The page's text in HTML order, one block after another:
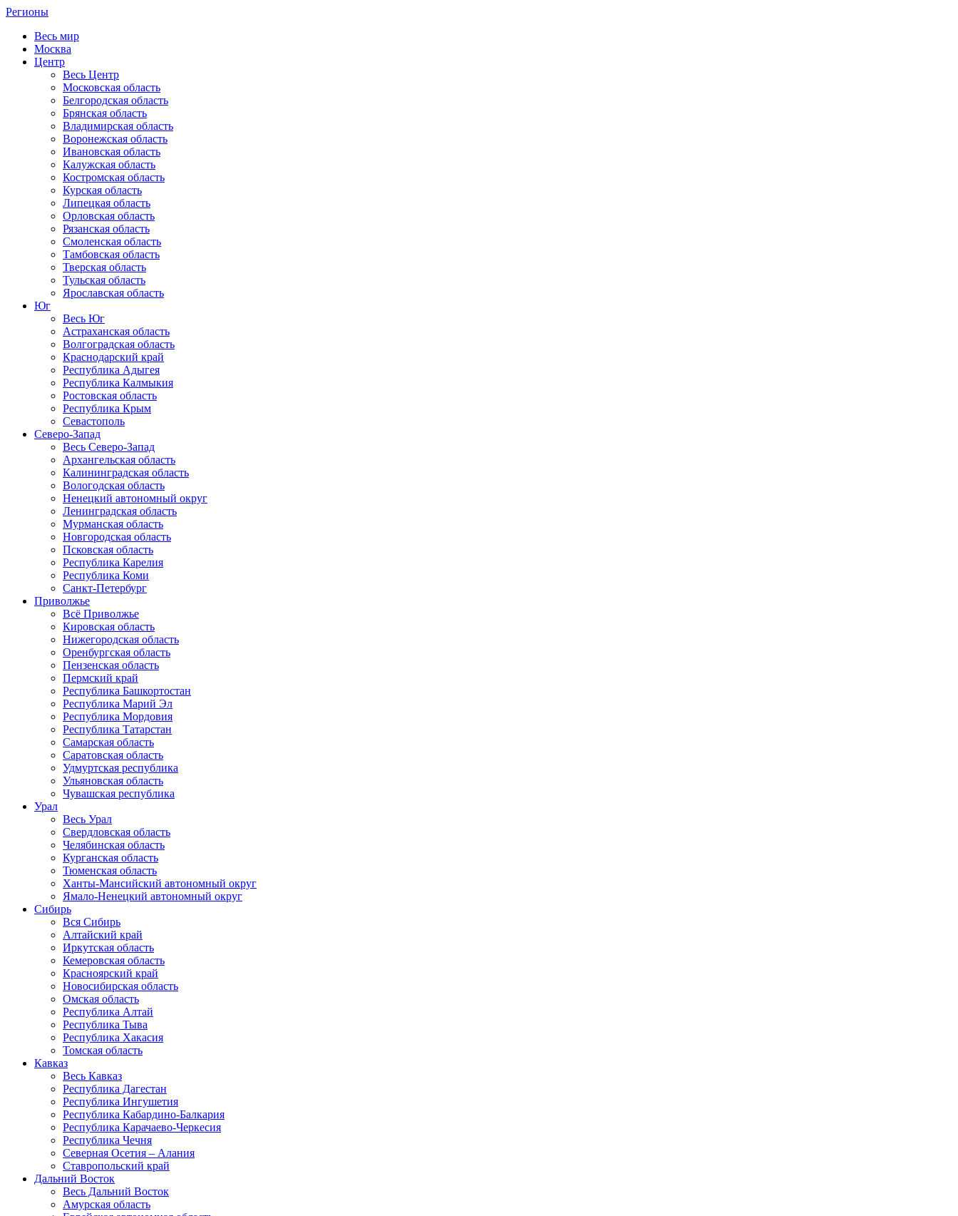
Регионы
Весь мир
Москва
Центр
Весь Центр
Московская область
Белгородская область
Брянская область
Владимирская область
Воронежская область
Ивановская область
Калужская область
Костромская область
Курская область
Липецкая область
Орловская область
Рязанская область
Смоленская область
Тамбовская область
Тверская область
Тульская область
Ярославская область
Юг
Весь Юг
Астраханская область
Волгоградская область
Краснодарский край
Республика Адыгея
Республика Калмыкия
Ростовская область
Республика Крым
Севастополь
Северо-Запад
Весь Северо-Запад
Архангельская область
Калининградская область
Вологодская область
Ненецкий автономный округ
Ленинградская область
Мурманская область
Новгородская область
Псковская область
Республика Карелия
Республика Коми
Санкт-Петербург
Приволжье
Всё Приволжье
Кировская область
Нижегородская область
Оренбургская область
Пензенская область
Пермский край
Республика Башкортостан
Республика Марий Эл
Республика Мордовия
Республика Татарстан
Самарская область
Саратовская область
Удмуртская республика
Ульяновская область
Чувашская республика
Урал
Весь Урал
Свердловская область
Челябинская область
Курганская область
Тюменская область
Ханты-Мансийский автономный округ
Ямало-Ненецкий автономный округ
Сибирь
Вся Сибирь
Алтайский край
Иркутская область
Кемеровская область
Красноярский край
Новосибирская область
Омская область
Республика Алтай
Республика Тыва
Республика Хакасия
Томская область
Кавказ
Весь Кавказ
Республика Дагестан
Республика Ингушетия
Республика Кабардино-Балкария
Республика Карачаево-Черкесия
Республика Чечня
Северная Осетия – Алания
Ставропольский край
Дальний Восток
Весь Дальний Восток
Амурская область